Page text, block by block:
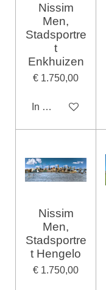
Nissim
Men,
Stadsportre
t
Enkhuizen
€ 1.750,00
In winkelwagen
Nissim
Men,
Stadsportre
t Hengelo
€ 1.750,00